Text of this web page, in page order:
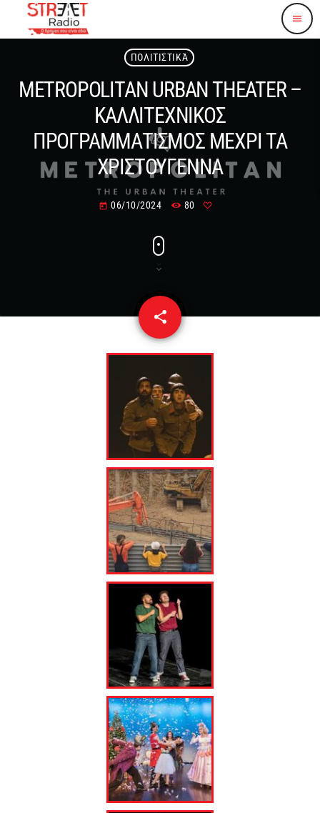
menu
ΠΟΛΙΤΙΣΤΙΚΆ
METROPOLITAN URBAN THEATER –
ΚΑΛΛΙΤΕΧΝΙΚΟΣ
ΠΡΟΓΡΑΜΜΑΤΙΣΜΟΣ ΜΕΧΡΙ ΤΑ
ΧΡΙΣΤΟΥΓΕΝΝΑ
today 06/10/2024 80
share
email